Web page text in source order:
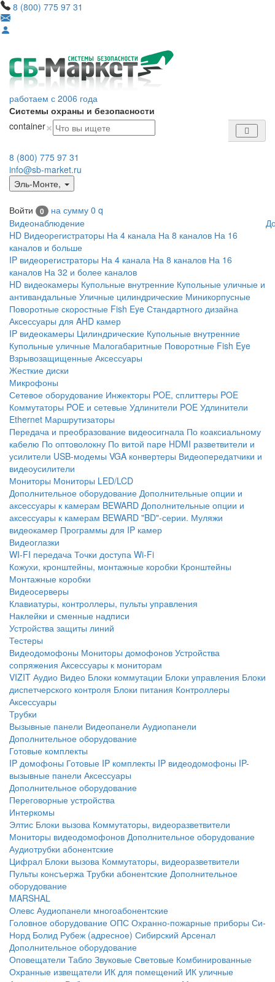
8 (800) 775 97 31
работаем с 2006 года
Системы охраны и безопасности
container×
8 (800) 775 97 31
info@sb-market.ru
Эль-Монте,
Войти 0 на сумму 0 q
Видеонаблюдение
HD Видеорегистраторы На 4 канала На 8 каналов На 16
каналов и больше
IP видеорегистраторы На 4 канала На 8 каналов На 16
каналов На 32 и более каналов
HD видеокамеры Купольные внутренние Купольные уличные и
антивандальные Уличные цилиндрические Миникорпусные
Поворотные скоростные Fish Eye Стандартного дизайна
Аксессуары для AHD камер
IP видеокамеры Цилиндрические Купольные внутренние
Купольные уличные Малогабаритные Поворотные Fish Eye
Взрывозащищенные Аксессуары
Жесткие диски
Микрофоны
Сетевое оборудование Инжекторы POE, сплиттеры POE
Коммутаторы POE и сетевые Удлинители POE Удлинители
Ethernet Маршрутизаторы
Передача и преобразование видеосигнала По коаксиальному
кабелю По оптоволокну По витой паре HDMI разветвители и
усилители USB-модемы VGA конвертеры Видеопередатчики и
видеоусилители
Мониторы Мониторы LED/LCD
Дополнительное оборудование Дополнительные опции и
аксессуары к камерам BEWARD Дополнительные опции и
аксессуары к камерам BEWARD "BD"-серии. Муляжи
видеокамер Программы для IP камер
Видеоглазки
WI-FI передача Точки доступа Wi-Fi
Кожухи, кронштейны, монтажные коробки Кронштейны
Монтажные коробки
Видеосерверы
Клавиатуры, контроллеры, пульты управления
Наклейки и сменные надписи
Устройства защиты линий
Тестеры
Видеодомофоны Мониторы домофонов Устройства
сопряжения Аксессуары к мониторам
VIZIT Аудио Видео Блоки коммутации Блоки управления Блоки
диспетчерского контроля Блоки питания Контроллеры
Аксессуары
Трубки
Вызывные панели Видеопанели Аудиопанели
Дополнительное оборудование
Готовые комплекты
IP домофоны Готовые IP комплекты IP видеодомофоны IP-
вызывные панели Аксессуары
Дополнительное оборудование
Переговорные устройства
Интеркомы
Элтис Блоки вызова Коммутаторы, видеоразветвители
Мониторы видеодомофонов Дополнительное оборудование
Аудиотрубки абонентские
Цифрал Блоки вызова Коммутаторы, видеоразветвители
Пульты консъержа Трубки абонентские Дополнительное
оборудование
MARSHAL
Олевс Аудиопанели многоабонентские
Головное оборудование ОПС Охранно-пожарные приборы Си-
Норд Болид Рубеж (адресное) Сибирский Арсенал
Дополнительное оборудование
Оповещатели Табло Звуковые Световые Комбинированные
Охранные извещатели ИК для помещений ИК уличные